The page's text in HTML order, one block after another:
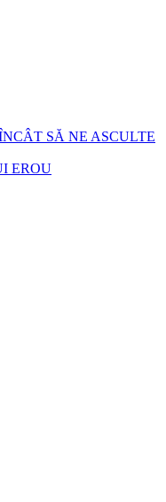
SĂ NE ASCULTE
EROU